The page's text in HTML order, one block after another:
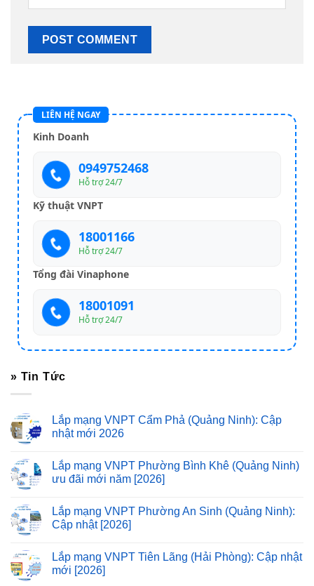
LIÊN HỆ NGAY
Kinh Doanh
0949752468
Hỗ trợ 24/7
Kỹ thuật VNPT
18001166
Hỗ trợ 24/7
Tổng đài Vinaphone
18001091
Hỗ trợ 24/7
» Tin Tức
Lắp mạng VNPT Cẩm Phả (Quảng Ninh): Cập
nhật mới 2026
Lắp mạng VNPT Phường Bình Khê (Quảng Ninh)
ưu đãi mới năm [2026]
Lắp mạng VNPT Phường An Sinh (Quảng Ninh):
Cập nhật [2026]
Lắp mạng VNPT Tiên Lãng (Hải Phòng): Cập nhật
mới [2026]